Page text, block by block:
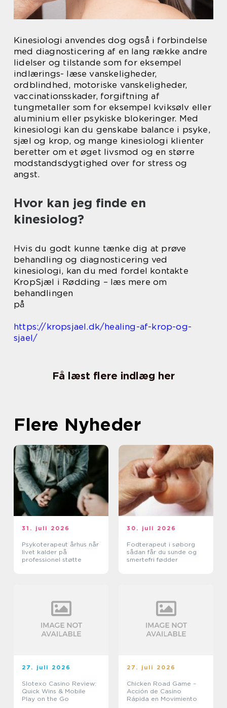
Kinesiologi anvendes dog også i forbindelse
med diagnosticering af en lang række andre
lidelser og tilstande som for eksempel
indlærings- læse vanskeligheder,
ordblindhed, motoriske vanskeligheder,
vaccinationsskader, forgiftning af
tungmetaller som for eksempel kviksølv eller
aluminium eller psykiske blokeringer. Med
kinesiologi kan du genskabe balance i psyke,
sjæl og krop, og mange kinesiologi klienter
beretter om et øget livsmod og en større
modstandsdygtighed over for stress og
angst.
Hvor kan jeg finde en
kinesiolog?
Hvis du godt kunne tænke dig at prøve
behandling og diagnosticering ved
kinesiologi, kan du med fordel kontakte
KropSjæl i Rødding – læs mere om
behandlingen
på
https://kropsjael.dk/healing-af-krop-og-
sjael/
Få læst flere indlæg her
Flere Nyheder
31. juli 2026
Psykoterapeut århus når
livet kalder på
professionel støtte
30. juli 2026
Fodterapeut i søborg
sådan får du sunde og
smertefri fødder
27. juli 2026
Slotexo Casino Review:
Quick Wins & Mobile
Play on the Go
27. juli 2026
Chicken Road Game –
Acción de Casino
Rápida en Movimiento